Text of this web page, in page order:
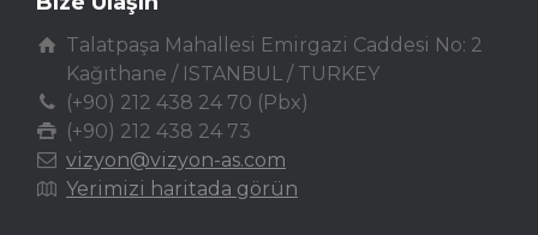
Talatpaşa Mahallesi Emirgazi Caddesi No: 2
Kağıthane / ISTANBUL / TURKEY
(+90) 212 438 24 70 (Pbx)
(+90) 212 438 24 73
vizyon@vizyon-as.com
Yerimizi haritada görün